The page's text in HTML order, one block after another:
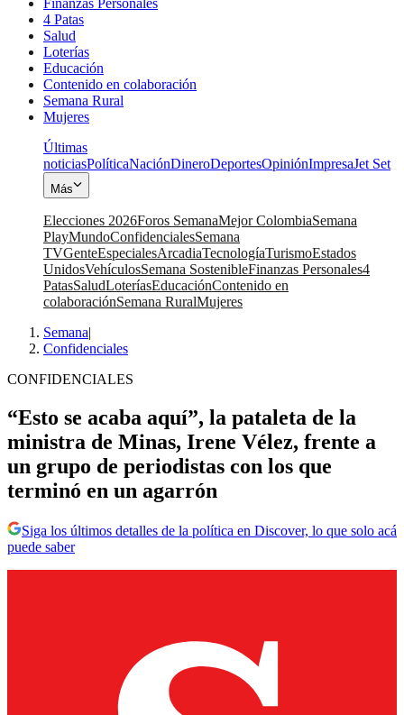
4 Patas
Salud
Loterías
Educación
Contenido en colaboración
Semana Rural
Mujeres
Últimas
noticiasPolíticaNaciónDineroDeportesOpiniónImpresaJet Set
Más
Elecciones 2026Foros SemanaMejor ColombiaSemana
PlayMundoConfidencialesSemana
TVGenteEspecialesArcadiaTecnologíaTurismoEstados
UnidosVehículosSemana SostenibleFinanzas Personales4
PatasSaludLoteríasEducaciónContenido en
colaboraciónSemana RuralMujeres
Semana|
Confidenciales
CONFIDENCIALES
“Esto se acaba aquí”, la pataleta de la
ministra de Minas, Irene Vélez, frente a
un grupo de periodistas con los que
terminó en un agarrón
Siga los últimos detalles de la política en Discover, lo que solo acá
puede saber